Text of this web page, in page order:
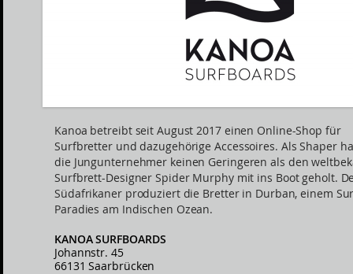
Kanoa betreibt seit August 2017 einen Online-Shop für
Surfbretter und dazugehörige Accessoires. Als Shaper
die Jungunternehmer keinen Geringeren als den
Surfbrett-Designer Spider Murphy mit ins Boot geholt.
Südafrikaner produziert die Bretter in Durban, einem
Paradies am Indischen Ozean.
KANOA SURFBOARDS
Johannstr. 45
66131 Saarbrücken